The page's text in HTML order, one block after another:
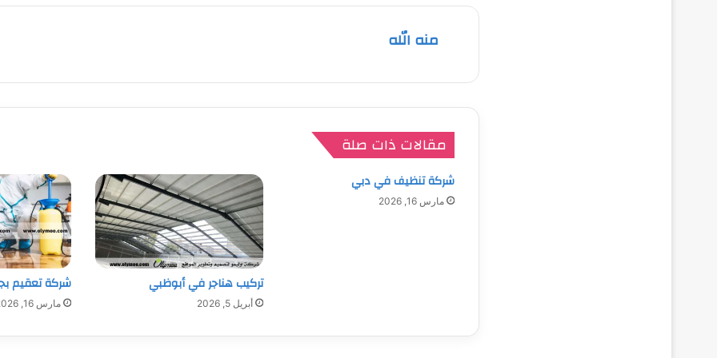
منه الله
مقالات ذات صلة
شركة تنظيف في دبي
مارس 16, 2026
تركيب هناجر في أبوظبي
أبريل 5, 2026
شركة تعقيم
مارس 16, 2026